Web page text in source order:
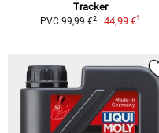
Tracker
PVC 99,99 €2 44,99 €1